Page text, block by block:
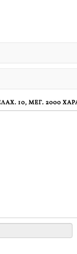
10, ΜΕΓ. 2000